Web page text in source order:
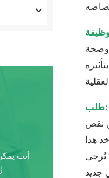
وصحة
طلب:
نقص
هذا
يُرجى
أنت